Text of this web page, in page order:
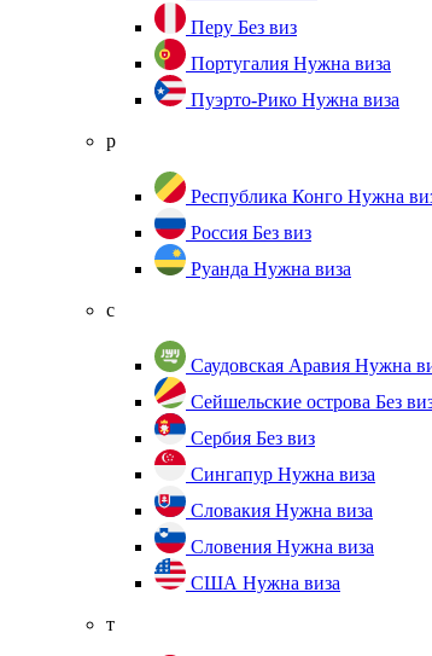
Перу Без виз
Португалия Нужна виза
Пуэрто-Рико Нужна виза
р
Республика Конго Нужна
Россия Без виз
Руанда Нужна виза
с
Саудовская Аравия Нужна
Сейшельские острова Без
Сербия Без виз
Сингапур Нужна виза
Словакия Нужна виза
Словения Нужна виза
США Нужна виза
т